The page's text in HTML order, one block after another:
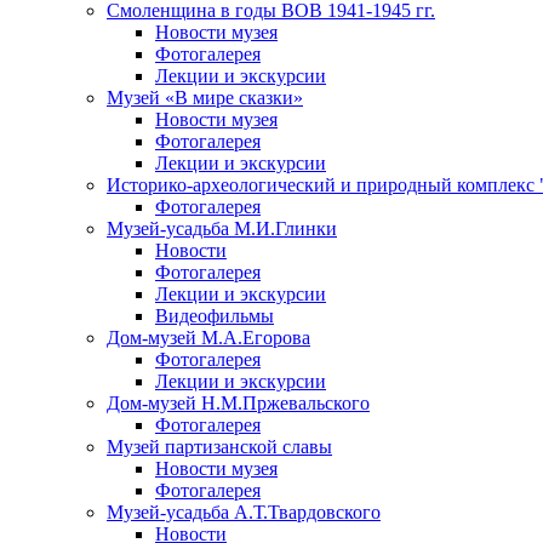
Смоленщина в годы ВОВ 1941-1945 гг.
Новости музея
Фотогалерея
Лекции и экскурсии
Музей «В мире сказки»
Новости музея
Фотогалерея
Лекции и экскурсии
Историко-археологический и природный комплекс
Фотогалерея
Музей-усадьба М.И.Глинки
Новости
Фотогалерея
Лекции и экскурсии
Видеофильмы
Дом-музей М.А.Егорова
Фотогалерея
Лекции и экскурсии
Дом-музей Н.М.Пржевальского
Фотогалерея
Музей партизанской славы
Новости музея
Фотогалерея
Музей-усадьба А.Т.Твардовского
Новости